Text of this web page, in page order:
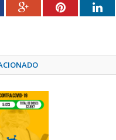
Google+Pinterest